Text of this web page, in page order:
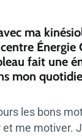
ma
Énergie
fait une
mon
les bons
et me motiver.